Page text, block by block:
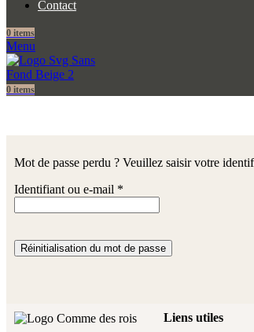
Contact
0 items
Menu
0 items
Mot de passe perdu ? Veuillez saisir votre
Identifiant ou e-mail *
Réinitialisation du mot de passe
Liens utiles